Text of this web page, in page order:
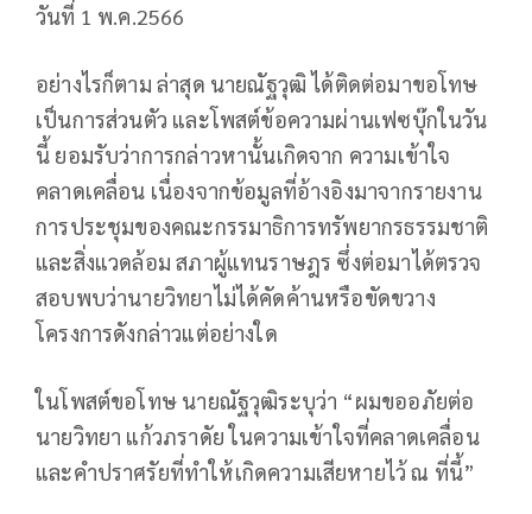
วันที่ 1 พ.ค.2566
อย่างไรก็ตาม ล่าสุด นายณัฐวุฒิ ได้ติดต่อมาขอโทษ
เป็นการส่วนตัว และโพสต์ข้อความผ่านเฟซบุ๊กในวัน
นี้ ยอมรับว่าการกล่าวหานั้นเกิดจาก ความเข้าใจ
คลาดเคลื่อน เนื่องจากข้อมูลที่อ้างอิงมาจากรายงาน
การประชุมของคณะกรรมาธิการทรัพยากรธรรมชาติ
และสิ่งแวดล้อม สภาผู้แทนราษฎร ซึ่งต่อมาได้ตรวจ
สอบพบว่านายวิทยาไม่ได้คัดค้านหรือขัดขวาง
โครงการดังกล่าวแต่อย่างใด
ในโพสต์ขอโทษ นายณัฐวุฒิระบุว่า “ผมขออภัยต่อ
นายวิทยา แก้วภราดัย ในความเข้าใจที่คลาดเคลื่อน
และคำปราศรัยที่ทำให้เกิดความเสียหายไว้ ณ ที่นี้”